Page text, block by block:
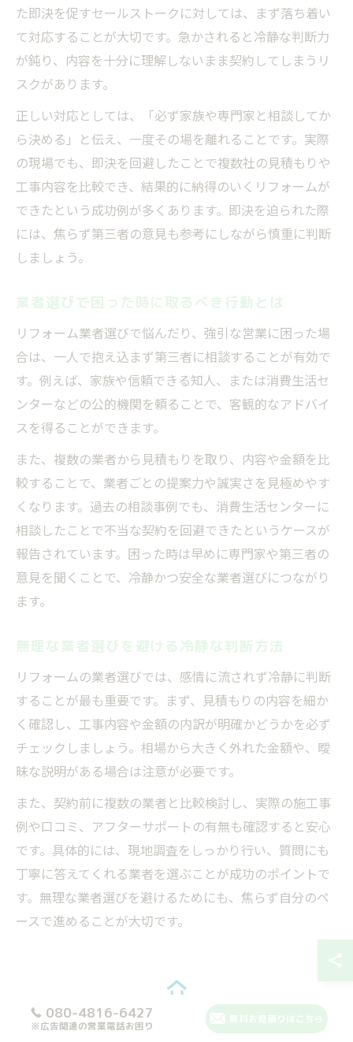
た即決を促すセールストークに対しては、まず落ち着い
て対応することが大切です。急かされると冷静な判断力
が鈍り、内容を十分に理解しないまま契約してしまうリ
スクがあります。
正しい対応としては、「必ず家族や専門家と相談してか
ら決める」と伝え、一度その場を離れることです。実際
の現場でも、即決を回避したことで複数社の見積もりや
工事内容を比較でき、結果的に納得のいくリフォームが
できたという成功例が多くあります。即決を迫られた際
には、焦らず第三者の意見も参考にしながら慎重に判断
しましょう。
業者選びで困った時に取るべき行動とは
リフォーム業者選びで悩んだり、強引な営業に困った場
合は、一人で抱え込まず第三者に相談することが有効で
す。例えば、家族や信頼できる知人、または消費生活セ
ンターなどの公的機関を頼ることで、客観的なアドバイ
スを得ることができます。
また、複数の業者から見積もりを取り、内容や金額を比
較することで、業者ごとの提案力や誠実さを見極めやす
くなります。過去の相談事例でも、消費生活センターに
相談したことで不当な契約を回避できたというケースが
報告されています。困った時は早めに専門家や第三者の
意見を聞くことで、冷静かつ安全な業者選びにつながり
ます。
無理な業者選びを避ける冷静な判断方法
リフォームの業者選びでは、感情に流されず冷静に判断
することが最も重要です。まず、見積もりの内容を細か
く確認し、工事内容や金額の内訳が明確かどうかを必ず
チェックしましょう。相場から大きく外れた金額や、曖
昧な説明がある場合は注意が必要です。
また、契約前に複数の業者と比較検討し、実際の施工事
例や口コミ、アフターサポートの有無も確認すると安心
です。具体的には、現地調査をしっかり行い、質問にも
丁寧に答えてくれる業者を選ぶことが成功のポイントで
す。無理な業者選びを避けるためにも、焦らず自分のペ
ースで進めることが大切です。
納得できるリフォームのための判断
080-4816-6427
※広告関連の営業電話お困り
無料お見積りはこちら